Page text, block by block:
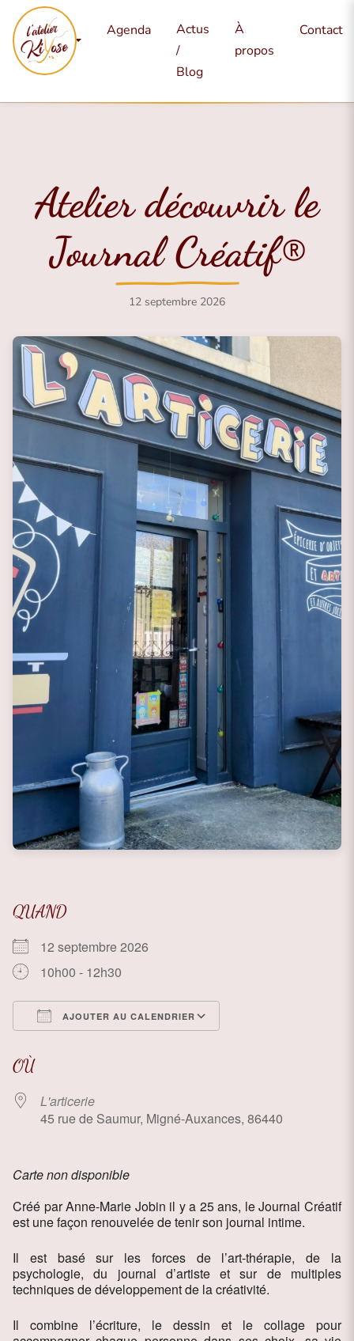
Mes
services
Agenda
Actus
/
Blog
À
propos
Contact
Atelier découvrir le
Journal Créatif®
12 septembre 2026
QUAND
12 septembre 2026
10h00 - 12h30
AJOUTER AU CALENDRIER
OÙ
L'articerie
45 rue de Saumur, Migné-Auxances, 86440
Carte non disponible
Créé par Anne-Marie Jobin il y a 25 ans, le Journal Créatif
est une façon renouvelée de tenir son journal intime.
Il est basé sur les forces de l’art-thérapie, de la
psychologie, du journal d’artiste et sur de multiples
techniques de développement de la créativité.
Il combine l’écriture, le dessin et le collage pour